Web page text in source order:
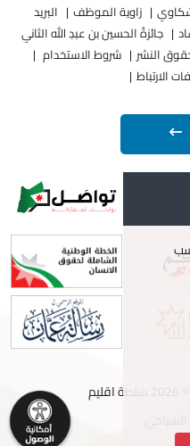
زاوية الموظف
البريد
جائزةُ الحسين بن عبدِ الله الثاني
النشر
شروط الاستخدام
الارتباط
جميع الحقوق محفوظة © 2026 سلطة اقليم